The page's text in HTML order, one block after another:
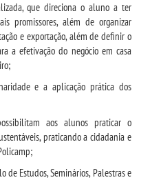
que direciona o aluno a ter
promissores, além de organizar
e exportação, além de definir o
a efetivação do negócio em casa
e a aplicação prática dos
aos alunos praticar o
praticando a cidadania e
de Estudos, Seminários, Palestras e